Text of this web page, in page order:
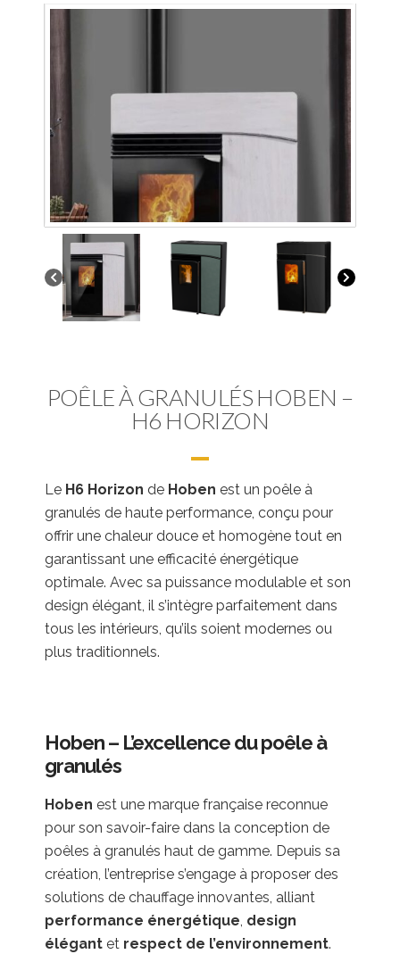
POÊLE À GRANULÉS HOBEN –
H6 HORIZON
Le H6 Horizon de Hoben est un poêle à
granulés de haute performance, conçu pour
offrir une chaleur douce et homogène tout en
garantissant une efficacité énergétique
optimale. Avec sa puissance modulable et son
design élégant, il s’intègre parfaitement dans
tous les intérieurs, qu’ils soient modernes ou
plus traditionnels.
Hoben – L’excellence du poêle à
granulés
Hoben est une marque française reconnue
pour son savoir-faire dans la conception de
poêles à granulés haut de gamme. Depuis sa
création, l’entreprise s’engage à proposer des
solutions de chauffage innovantes, alliant
performance énergétique, design
élégant et respect de l’environnement.